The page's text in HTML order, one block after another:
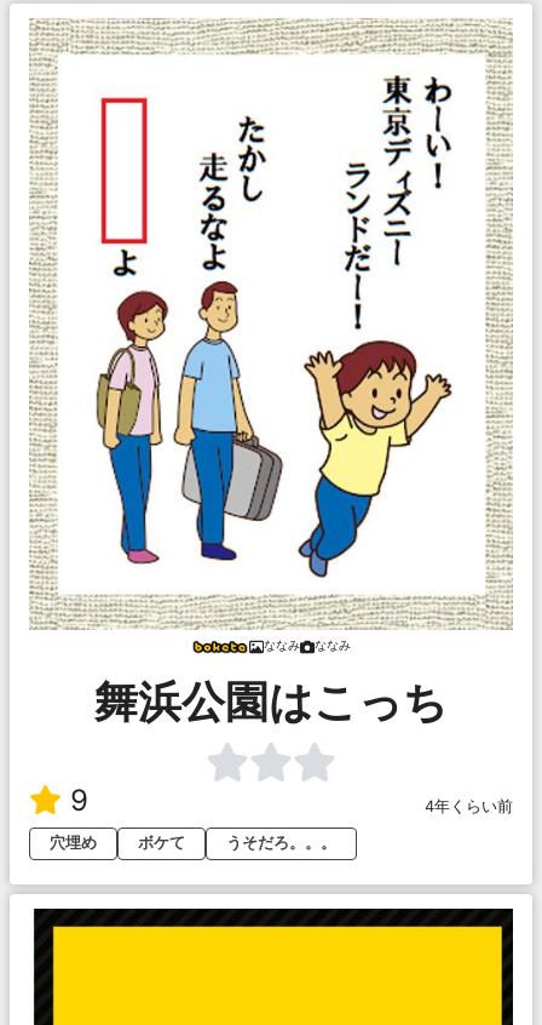
ななみ ななみ
舞浜公園はこっち
9
4年くらい前
穴埋め
ボケて うそだろ。。。